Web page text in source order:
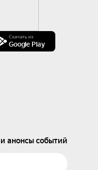
Скачать из
Google Play
анонсы событий